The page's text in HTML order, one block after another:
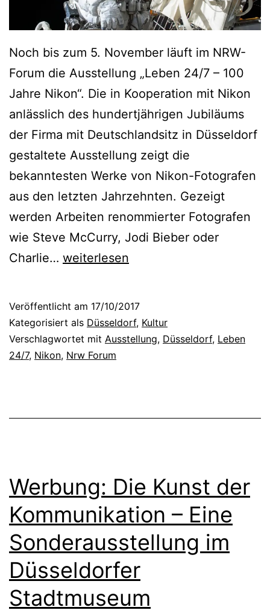
e
K
u
n
s
t
?
–
D
i
e
A
s
d
f
Noch bis zum 5. November läuft im NRW-
Forum die Ausstellung „Leben 24/7 – 100
Jahre Nikon“. Die in Kooperation mit Nikon
anlässlich des hundertjährigen Jubiläums
der Firma mit Deutschlandsitz in Düsseldorf
gestaltete Ausstellung zeigt die
bekanntesten Werke von Nikon-Fotografen
aus den letzten Jahrzehnten. Gezeigt
werden Arbeiten renommierter Fotografen
wie Steve McCurry, Jodi Bieber oder
Charlie… L
e
n
2
7
0
J
a
h
r
e
weiterlesen
Veröffentlicht am 17/10/2017
Kategorisiert als Düsseldorf, Kultur
Verschlagwortet mit Ausstellung, Düsseldorf, Leben
24/7, Nikon, Nrw Forum
Werbung: Die Kunst der
Kommunikation – Eine
Sonderausstellung im
Düsseldorfer
Stadtmuseum